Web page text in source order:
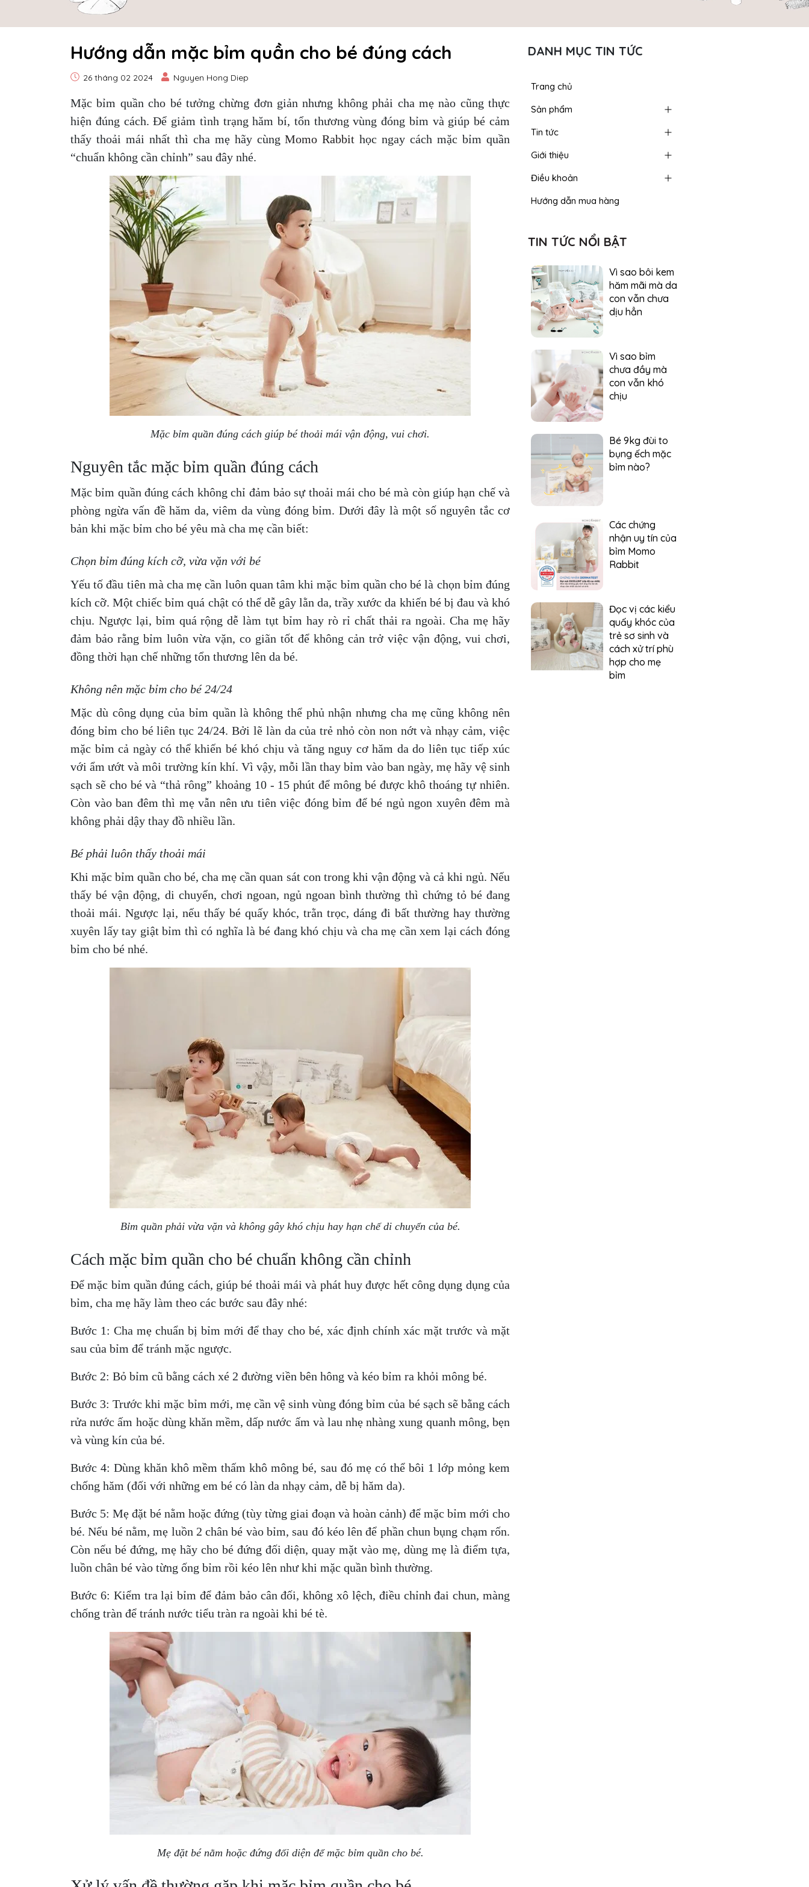
Hướng dẫn mặc bỉm quần cho bé đúng cách
26 tháng 02 2024 Nguyen Hong Diep
Mặc bỉm quần cho bé tưởng chừng đơn giản nhưng không phải cha mẹ nào cũng thực
hiện đúng cách. Để giảm tình trạng hăm bí, tổn thương vùng đóng bỉm và giúp bé cảm
thấy thoải mái nhất thì cha mẹ hãy cùngMomo Rabbithọc ngay cách mặc bỉm quần
“chuẩn không cần chỉnh” sau đây nhé.
Mặc bỉm quần đúng cách giúp bé thoải mái vận động, vui chơi.
Nguyên tắc mặc bỉm quần đúng cách
Mặc bỉm quần đúng cách không chỉ đảm bảo sự thoải mái cho bé mà còn giúp hạn chế và
phòng ngừa vấn đề hăm da, viêm da vùng đóng bỉm. Dưới đây là một số nguyên tắc cơ
bản khi mặc bỉm cho bé yêu mà cha mẹ cần biết:
Chọn bỉm đúng kích cỡ, vừa vặn với bé
Yếu tố đầu tiên mà cha mẹ cần luôn quan tâm khi mặc bỉm quần cho bé là chọn bỉm đúng
kích cỡ. Một chiếc bỉm quá chật có thể dễ gây lằn da, trầy xước da khiến bé bị đau và khó
chịu. Ngược lại, bỉm quá rộng dễ làm tụt bỉm hay rò rỉ chất thải ra ngoài. Cha mẹ hãy
đảm bảo rằng bỉm luôn vừa vặn, co giãn tốt để không cản trở việc vận động, vui chơi,
đồng thời hạn chế những tổn thương lên da bé.
Không nên mặc bỉm cho bé 24/24
Mặc dù công dụng của bỉm quần là không thể phủ nhận nhưng cha mẹ cũng không nên
đóng bỉm cho bé liên tục 24/24. Bởi lẽ làn da của trẻ nhỏ còn non nớt và nhạy cảm, việc
mặc bỉm cả ngày có thể khiến bé khó chịu và tăng nguy cơ hăm da do liên tục tiếp xúc
với ẩm ướt và môi trường kín khí. Vì vậy, mỗi lần thay bỉm vào ban ngày, mẹ hãy vệ sinh
sạch sẽ cho bé và “thả rông” khoảng 10 - 15 phút để mông bé được khô thoáng tự nhiên.
Còn vào ban đêm thì mẹ vẫn nên ưu tiên việc đóng bỉm để bé ngủ ngon xuyên đêm mà
không phải dậy thay đồ nhiều lần.
Bé phải luôn thấy thoải mái
Khi mặc bỉm quần cho bé, cha mẹ cần quan sát con trong khi vận động và cả khi ngủ. Nếu
thấy bé vận động, di chuyển, chơi ngoan, ngủ ngoan bình thường thì chứng tỏ bé đang
thoải mái. Ngược lại, nếu thấy bé quấy khóc, trằn trọc, dáng đi bất thường hay thường
xuyên lấy tay giật bỉm thì có nghĩa là bé đang khó chịu và cha mẹ cần xem lại cách đóng
bỉm cho bé nhé.
Bỉm quần phải vừa vặn và không gây khó chịu hay hạn chế di chuyển của bé.
Cách mặc bỉm quần cho bé chuẩn không cần chỉnh
Để mặc bỉm quần đúng cách, giúp bé thoải mái và phát huy được hết công dụng dụng của
bỉm, cha mẹ hãy làm theo các bước sau đây nhé:
Bước 1: Cha mẹ chuẩn bị bỉm mới để thay cho bé, xác định chính xác mặt trước và mặt
sau của bỉm để tránh mặc ngược.
Bước 2: Bỏ bỉm cũ bằng cách xé 2 đường viền bên hông và kéo bỉm ra khỏi mông bé.
Bước 3: Trước khi mặc bỉm mới, mẹ cần vệ sinh vùng đóng bỉm của bé sạch sẽ bằng cách
rửa nước ấm hoặc dùng khăn mềm, dấp nước ấm và lau nhẹ nhàng xung quanh mông, bẹn
và vùng kín của bé.
Bước 4: Dùng khăn khô mềm thấm khô mông bé, sau đó mẹ có thể bôi 1 lớp mỏng kem
chống hăm (đối với những em bé có làn da nhạy cảm, dễ bị hăm da).
Bước 5: Mẹ đặt bé nằm hoặc đứng (tùy từng giai đoạn và hoàn cảnh) để mặc bỉm mới cho
bé. Nếu bé nằm, mẹ luồn 2 chân bé vào bỉm, sau đó kéo lên để phần chun bụng chạm rốn.
Còn nếu bé đứng, mẹ hãy cho bé đứng đối diện, quay mặt vào mẹ, dùng mẹ là điểm tựa,
luồn chân bé vào từng ống bỉm rồi kéo lên như khi mặc quần bình thường.
Bước 6: Kiểm tra lại bỉm để đảm bảo cân đối, không xô lệch, điều chỉnh đai chun, màng
chống tràn để tránh nước tiểu tràn ra ngoài khi bé tè.
Mẹ đặt bé nằm hoặc đứng đối diện để mặc bỉm quần cho bé.
DANH MỤC TIN TỨC
Trang chủ
Sản phẩm
Tin tức
Giới thiệu
Điều khoản
Hướng dẫn mua hàng
TIN TỨC NỔI BẬT
Vì sao bôi kem
hăm mãi mà da
con vẫn chưa
dịu hẳn
Vì sao bỉm
chưa đầy mà
con vẫn khó
chịu
Bé 9kg đùi to
bụng ếch mặc
bỉm nào?
Các chứng
nhận uy tín của
bỉm Momo
Rabbit
Đọc vị các kiểu
quấy khóc của
trẻ sơ sinh và
cách xử trí phù
hợp cho mẹ
bỉm